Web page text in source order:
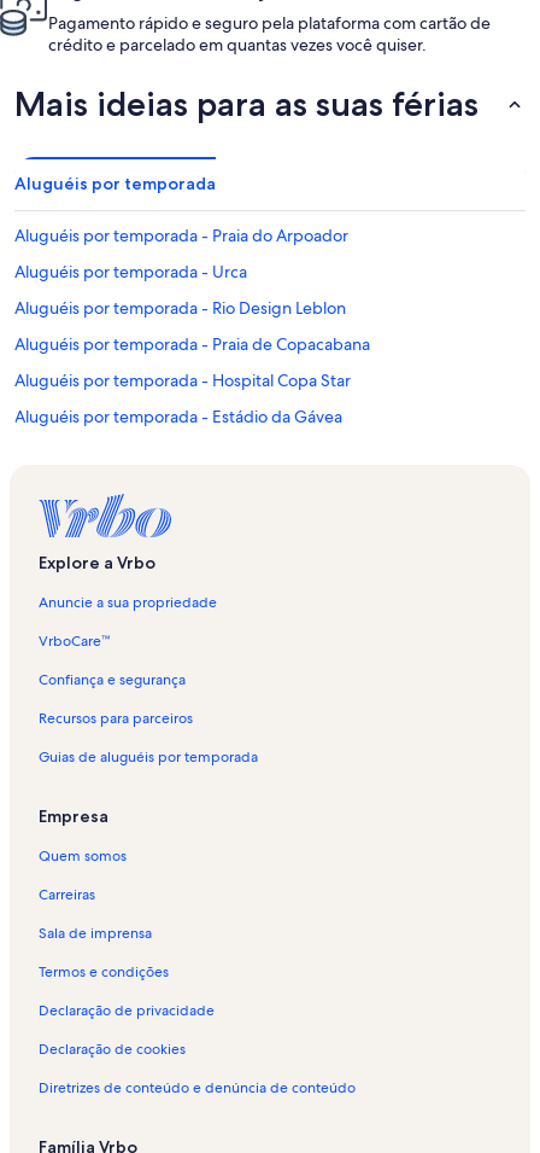
Pagamento rápido e seguro pela plataforma com cartão de
crédito e parcelado em quantas vezes você quiser.
Mais ideias para as suas férias
Aluguéis por temporada
Aluguéis por temporada - Praia do Arpoador
Aluguéis por temporada - Urca
Aluguéis por temporada - Rio Design Leblon
Aluguéis por temporada - Praia de Copacabana
Aluguéis por temporada - Hospital Copa Star
Aluguéis por temporada - Estádio da Gávea
Aluguéis por temporada - Flamengo
Aluguéis por temporada - Copacabana
Aluguéis por temporada - Rua Farme de Amoedo
Aluguéis por temporada - Rio de Janeiro
Aluguéis por temporada - Leme
Aluguéis por temporada - Ipanema
Aluguéis por temporada - Posto 11
Aluguéis por temporada - Shopping Cassino Atlântico
Aluguéis por temporada - Barra da Tijuca
Aluguéis por temporada - Shopping Leblon
Aluguéis por temporada - Parque Garota de Ipanema
Explore a Vrbo
Anuncie a sua propriedade
VrboCare™
Confiança e segurança
Recursos para parceiros
Guias de aluguéis por temporada
Empresa
Quem somos
Carreiras
Sala de imprensa
Termos e condições
Declaração de privacidade
Declaração de cookies
Diretrizes de conteúdo e denúncia de conteúdo
Família Vrbo